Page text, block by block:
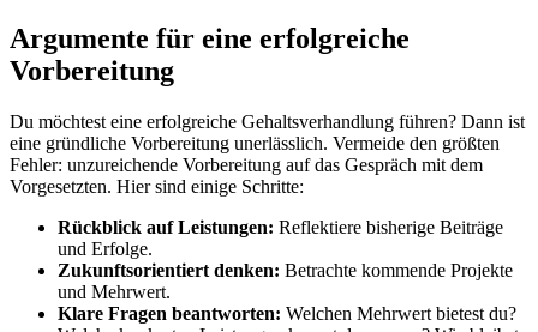
Argumente für eine erfolgreiche
Vorbereitung
Du möchtest eine erfolgreiche Gehaltsverhandlung führen? Dann ist
eine gründliche Vorbereitung unerlässlich. Vermeide den größten
Fehler: unzureichende Vorbereitung auf das Gespräch mit dem
Vorgesetzten. Hier sind einige Schritte:
Rückblick auf Leistungen: Reflektiere bisherige Beiträge
und Erfolge.
Zukunftsorientiert denken: Betrachte kommende Projekte
und Mehrwert.
Klare Fragen beantworten: Welchen Mehrwert bietest du?